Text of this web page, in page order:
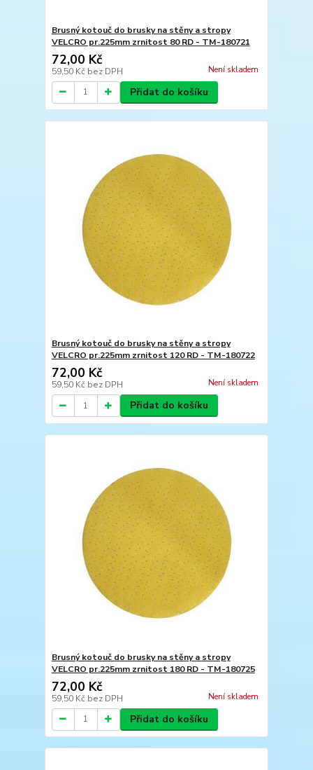
Brusný kotouč do brusky na stěny a stropy
VELCRO pr.225mm zrnitost 80 RD - TM-180721
72,00 Kč
59,50 Kč bez DPH Není skladem
Přidat do košíku
Brusný kotouč do brusky na stěny a stropy
VELCRO pr.225mm zrnitost 120 RD - TM-180722
72,00 Kč
59,50 Kč bez DPH Není skladem
Přidat do košíku
Brusný kotouč do brusky na stěny a stropy
VELCRO pr.225mm zrnitost 180 RD - TM-180725
72,00 Kč
59,50 Kč bez DPH Není skladem
Přidat do košíku